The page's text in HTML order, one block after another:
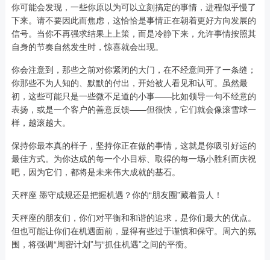
你可能会发现，一些你原以为可以立刻搞定的事情，进程似乎慢了
下来。请不要因此而焦虑，这恰恰是事情正在朝着更好方向发展的
信号。当你不再强求结果上上策，而是冷静下来，允许事情按照其
自身的节奏自然发生时，惊喜就会出现。
你会注意到，那些之前对你紧闭的大门，在不经意间开了一条缝；
你那些不为人知的、默默的付出，开始被人看见和认可。虽然最
初，这些可能只是一些微不足道的小事——比如领导一句不经意的
表扬，或是一个客户的善意反馈——但很快，它们就会像滚雪球一
样，越滚越大。
保持你最本真的样子，坚持你正在做的事情，这就是你吸引好运的
最佳方式。为你达成的每一个小目标、取得的每一场小胜利而庆祝
吧，因为它们，都将是未来伟大成就的基石。
天秤座 墨守成规还是把握机遇？你的“朋友圈”藏着贵人！
天秤座的朋友们，你们对平衡和和谐的追求，是你们最大的优点。
但也可能让你们在机遇面前，显得有些过于谨慎和保守。周六的氛
围，将强调“周密计划”与“抓住机遇”之间的平衡。